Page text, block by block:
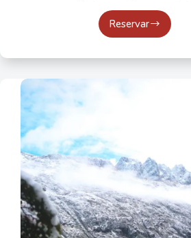
Reservar
Parque
Tierra